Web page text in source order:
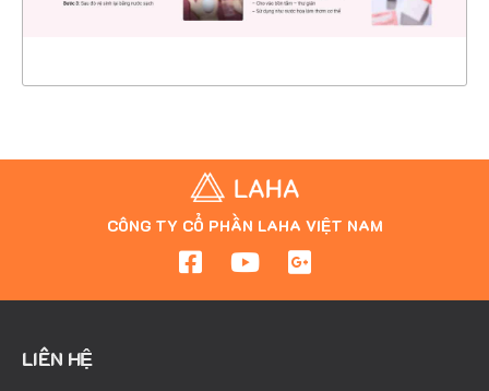
XEM THỰC TẾ
CÔNG TY CỔ PHẦN LAHA VIỆT NAM
LIÊN HỆ